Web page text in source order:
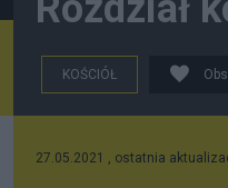
KOŚCIÓŁ
27.05.2021 , ostatnia